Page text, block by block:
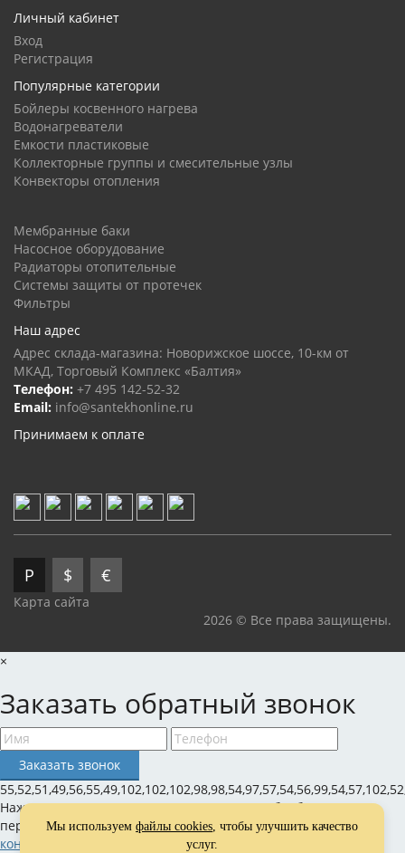
Личный кабинет
Вход
Регистрация
Популярные категории
Бойлеры косвенного нагрева
Водонагреватели
Емкости пластиковые
Коллекторные группы и смесительные узлы
Конвекторы отопления
Мембранные баки
Насосное оборудование
Радиаторы отопительные
Системы защиты от протечек
Фильтры
Наш адрес
Адрес склада-магазина: Новорижское шоссе, 10-км от
МКАД, Торговый Комплекс «Балтия»
Телефон: +7 495 142-52-32
Email: info@santekhonline.ru
Принимаем к оплате
Р $ €
Карта сайта
2026 © Все права защищены.
Мы используемфайлы cookies, чтобы улучшить качество
услуг.
×
Заказать обратный звонок
Нажимая на кнопку, вы даете согласие на обработку своих
персональных данных и соглашаетесь сполитикой
конфиденциальности